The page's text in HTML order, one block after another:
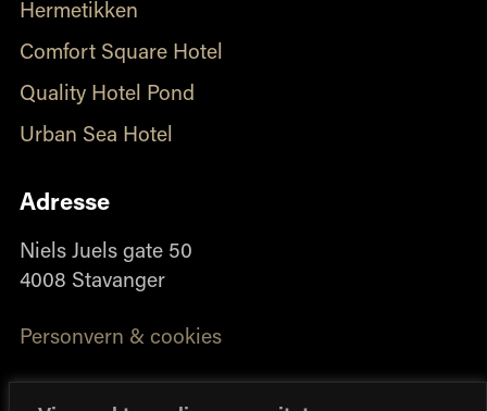
Hermetikken
Comfort Square Hotel
Quality Hotel Pond
Urban Sea Hotel
Adresse
Niels Juels gate 50
4008 Stavanger
Personvern & cookies